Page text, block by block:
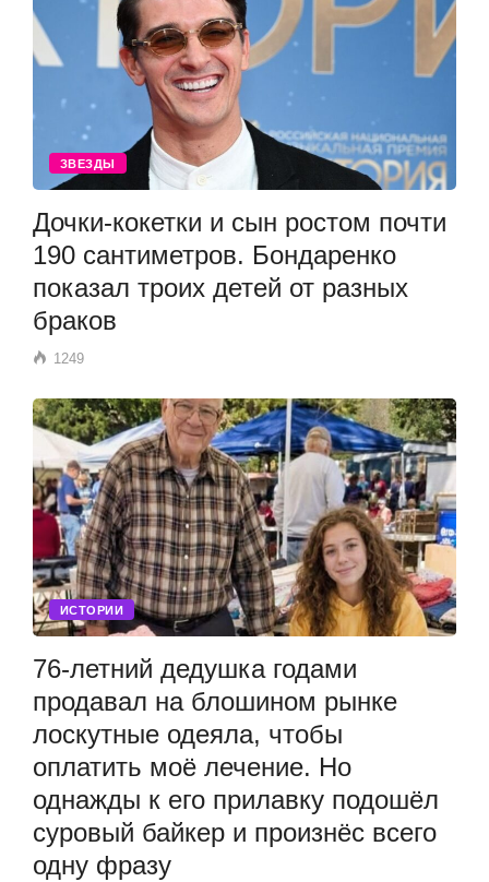
ЗВЕЗДЫ
Дочки-кокетки и сын ростом почти
190 сантиметров. Бондаренко
показал троих детей от разных
браков
1249
ИСТОРИИ
76-летний дедушка годами
продавал на блошином рынке
лоскутные одеяла, чтобы
оплатить моё лечение. Но
однажды к его прилавку подошёл
суровый байкер и произнёс всего
одну фразу